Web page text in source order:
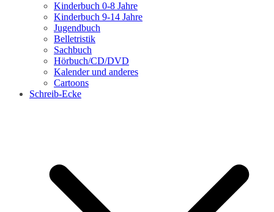
Kinderbuch 0-8 Jahre
Kinderbuch 9-14 Jahre
Jugendbuch
Belletristik
Sachbuch
Hörbuch/CD/DVD
Kalender und anderes
Cartoons
Schreib-Ecke